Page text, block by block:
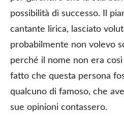
possibilità di successo. Il
cantante lirica, lasciato
probabilmente non volevo
perché il nome non era
fatto che questa persona
qualcuno di famoso, che
sue opinioni contassero.